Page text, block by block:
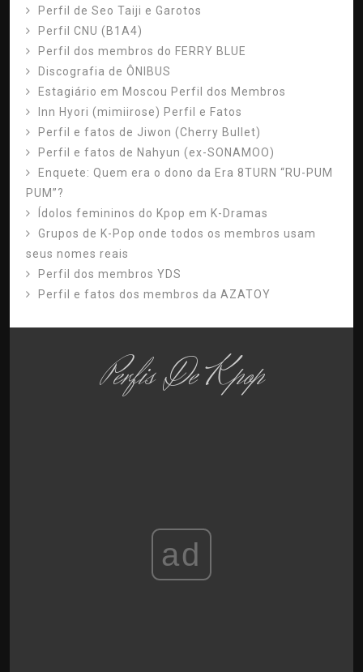
Perfil de Seo Taiji e Garotos
Perfil CNU (B1A4)
Perfil dos membros do FERRY BLUE
Discografia de ÔNIBUS
Estagiário em Moscou Perfil dos Membros
Inn Hyori (mimiirose) Perfil e Fatos
Perfil e fatos de Jiwon (Cherry Bullet)
Perfil e fatos de Nahyun (ex-SONAMOO)
Enquete: Quem era o dono da Era 8TURN “RU-PUM
PUM”?
Ídolos femininos do Kpop em K-Dramas
Grupos de K-Pop onde todos os membros usam
seus nomes reais
Perfil dos membros YDS
Perfil e fatos dos membros da AZATOY
Perfis De Kpop
ad